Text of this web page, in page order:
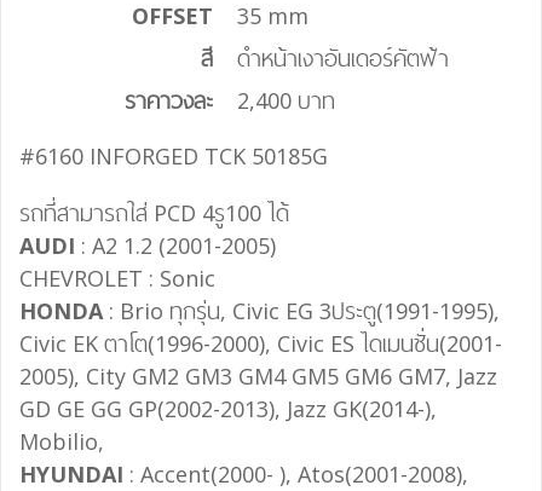
OFFSET
35 mm
สี
ดำหน้าเงาอันเดอร์คัตฟ้า
ราคาวงละ
2,400 บาท
#6160 INFORGED TCK 50185G
รถที่สามารถใส่ PCD 4รู100 ได้
AUDI : A2 1.2 (2001-2005)
CHEVROLET : Sonic
HONDA: Brio ทุกรุ่น, Civic EG 3ประตู(1991-1995),
Civic EK ตาโต(1996-2000), Civic ES ไดเมนชั่น(2001-
2005), City GM2 GM3 GM4 GM5 GM6 GM7, Jazz
GD GE GG GP(2002-2013), Jazz GK(2014-),
Mobilio,
HYUNDAI : Accent(2000- ), Atos(2001-2008),